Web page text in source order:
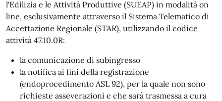
l'Edilizia e le Attività Produttive (SUEAP) in modalità on
line, esclusivamente attraverso il Sistema Telematico di
Accettazione Regionale (STAR), utilizzando il codice
attività 47.10.0R:
la comunicazione di subingresso
la notifica ai fini della registrazione
(endoprocedimento ASL 92), per la quale non sono
richieste asseverazioni e che sarà trasmessa a cura